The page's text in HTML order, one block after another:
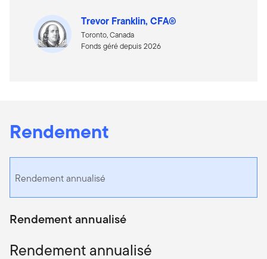
Trevor Franklin, CFA®
Toronto, Canada
Fonds géré depuis 2026
Rendement
Rendement annualisé
Rendement annualisé
Rendement annualisé